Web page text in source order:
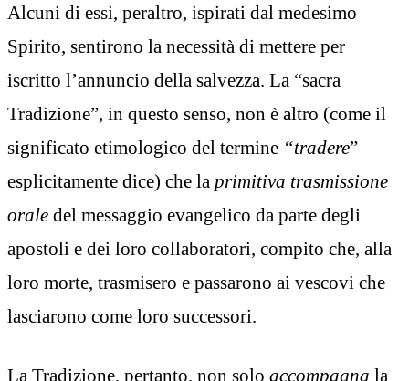
Alcuni di essi, peraltro, ispirati dal medesimo
Spirito, sentirono la necessità di mettere per
iscritto l’annuncio della salvezza. La “sacra
Tradizione”, in questo senso, non è altro (come il
significato etimologico del termine “tradere”
esplicitamente dice) che la primitiva trasmissione
orale del messaggio evangelico da parte degli
apostoli e dei loro collaboratori, compito che, alla
loro morte, trasmisero e passarono ai vescovi che
lasciarono come loro successori.
La Tradizione, pertanto, non solo accompagna la